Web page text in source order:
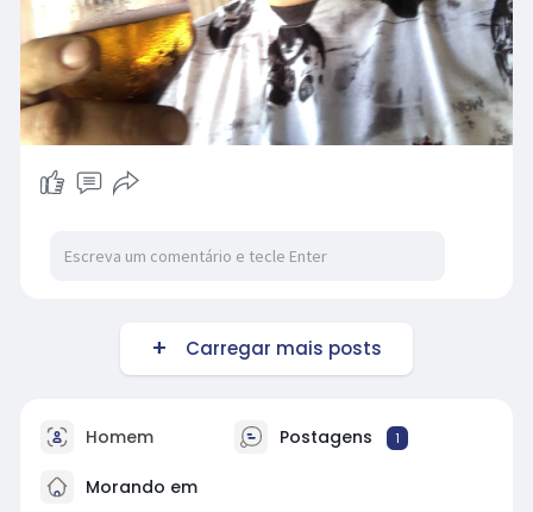
Carregar mais posts
Homem Postagens 1
Morando em